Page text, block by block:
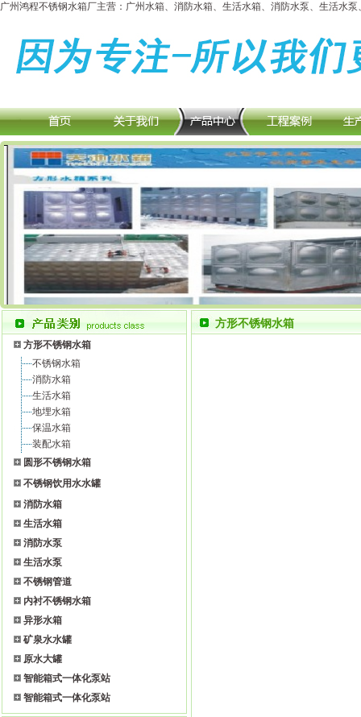
广州鸿程不锈钢水箱厂主营：广州水箱、消防水箱、生活水箱、消防水泵、生活水
方形不锈钢水箱
不锈钢水箱
消防水箱
生活水箱
地埋水箱
保温水箱
装配水箱
圆形不锈钢水箱
不锈钢饮用水水罐
消防水箱
生活水箱
消防水泵
生活水泵
不锈钢管道
内衬不锈钢水箱
异形水箱
矿泉水水罐
原水大罐
智能箱式一体化泵站
智能箱式一体化泵站
方形不锈钢水箱